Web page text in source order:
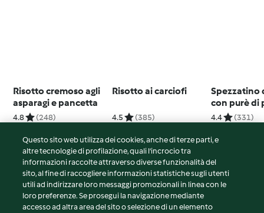
Risotto cremoso agli
asparagi e pancetta
4.8 (248)
Risotto ai carciofi
4.5 (385)
Spezzatino
con purè di
4.4 (331)
© Copyright 2026
Termini del servizio
Questo sito web utilizza dei cookies, anche di terze parti, e
altre tecnologie di profilazione, quali l’incrocio tra
informazioni raccolte attraverso diverse funzionalità del
sito, al fine di raccogliere informazioni statistiche sugli utenti
utili ad indirizzare loro messaggi promozionali in linea con le
loro preferenze. Se prosegui la navigazione mediante
accesso ad altra area del sito o selezione di un elemento